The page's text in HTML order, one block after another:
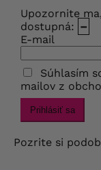
Upozornite
dostupná: –
E-mail
Súhlasím
mailov z
Prihlásiť sa
Pozrite si